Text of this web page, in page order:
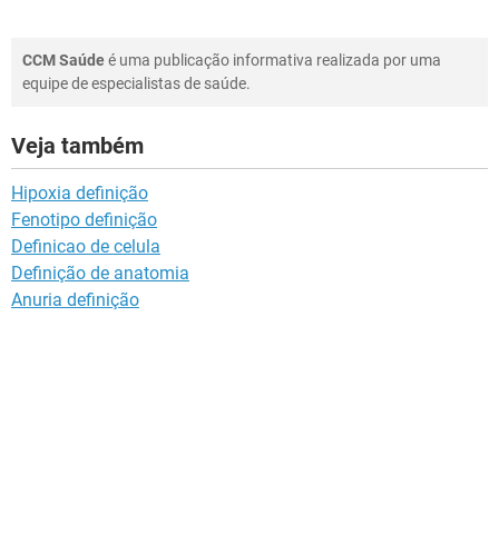
CCM Saúdeé uma publicação informativa realizada por uma
equipe de especialistas de saúde.
Veja também
Hipoxia definição
Fenotipo definição
Definicao de celula
Definição de anatomia
Anuria definição